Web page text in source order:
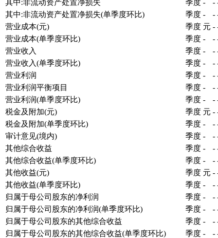
其中:非流动资产处置净损失 季度 - -
其中:非流动资产处置净损失(单季度环比)
季度 - -
营业成本(元)
季度 元 -
营业成本(单季度环比)
季度 - -
营业收入
季度 - -
营业收入(单季度环比)
季度 - -
营业利润
季度 - -
营业利润平衡项目
季度 - -
营业利润(单季度环比)
季度 - -
税金及附加(元)
季度 元 -
税金及附加(单季度环比)
季度 - -
审计意见(境内)
季度 - -
其他综合收益
季度 - -
其他综合收益(单季度环比)
季度 - -
其他收益(元)
季度 元 -
其他收益(单季度环比)
季度 - -
归属于母公司股东的净利润
季度 - -
归属于母公司股东的净利润(单季度环比)
季度 - -
归属于母公司股东的其他综合收益
季度 - -
归属于母公司股东的其他综合收益(单季度环比)
季度 - -